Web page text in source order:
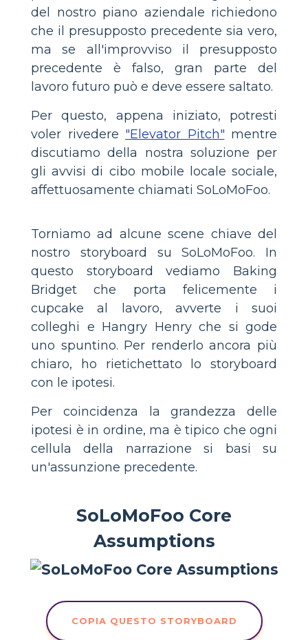
del nostro piano aziendale richiedono
che il presupposto precedente sia vero,
ma se all'improvviso il presupposto
precedente è falso, gran parte del
lavoro futuro può e deve essere saltato.
Per questo, appena iniziato, potresti
voler rivedere "Elevator Pitch" mentre
discutiamo della nostra soluzione per
gli avvisi di cibo mobile locale sociale,
affettuosamente chiamati SoLoMoFoo.
Torniamo ad alcune scene chiave del
nostro storyboard su SoLoMoFoo. In
questo storyboard vediamo Baking
Bridget che porta felicemente i
cupcake al lavoro, avverte i suoi
colleghi e Hangry Henry che si gode
uno spuntino. Per renderlo ancora più
chiaro, ho rietichettato lo storyboard
con le ipotesi.
Per coincidenza la grandezza delle
ipotesi è in ordine, ma è tipico che ogni
cellula della narrazione si basi su
un'assunzione precedente.
SoLoMoFoo Core
Assumptions
COPIA QUESTO STORYBOARD